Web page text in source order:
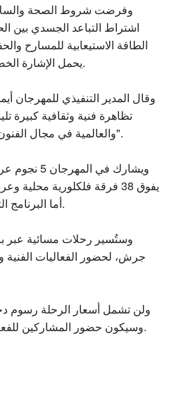
وفرضت شروط الصحة
اشتراط التباعد الجسدي بين
الطاقة الاستيعابية للمسارح
يحمل الإشارة الخضراء في تطبيق "سند" بالحضور.
وقال المدير التنفيذي
تظاهرة فنية وثقافية كبيرة
والعالمية في مجال الفنون والثقافة والاستقرار والسياحة".
يفوق 38 فرقة فلكلورية
أما البرنامج الثقافي يشهد تواجد 270 مشاركا.
وستُسير رحلات مسائية عبر
جرش، لحضور الفعاليات الفنية
ولن تشمل أسعار الرحلة رسوم
وسيكون حضور المشاركين للفعاليات المدفوعة بشكل اختياري.